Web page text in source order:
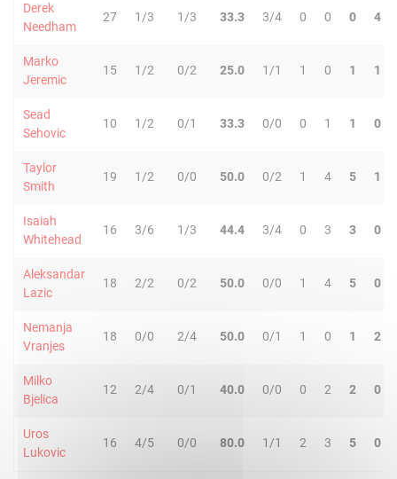
Derek
Needham
27 1/3 1/3 33.3 3/4 0 0 0 4
Marko
Jeremic
15 1/2 0/2 25.0 1/1 1 0 1 1
Sead
Sehovic
10 1/2 0/1 33.3 0/0 0 1 1 0
Taylor
Smith
19 1/2 0/0 50.0 0/2 1 4 5 1
Isaiah
Whitehead
16 3/6 1/3 44.4 3/4 0 3 3 0
Aleksandar
Lazic
18 2/2 0/2 50.0 0/0 1 4 5 0
Nemanja
Vranjes
18 0/0 2/4 50.0 0/1 1 0 1 2
Milko
Bjelica
12 2/4 0/1 40.0 0/0 0 2 2 0
Uros
Lukovic
16 4/5 0/0 80.0 1/1 2 3 5 0